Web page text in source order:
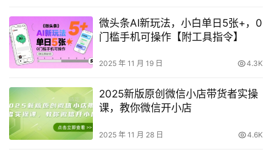
微头条AI新玩法，小白单日5张+，0
门槛手机可操作【附工具指令】
2025 年 11 月 19 日 4.3K
2025新版原创微信小店带货者实操
课，教你微信开小店
2025 年 11 月 28 日 4.6K